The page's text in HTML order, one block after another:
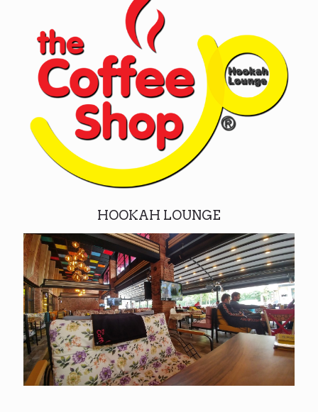
HOOKAH LOUNGE